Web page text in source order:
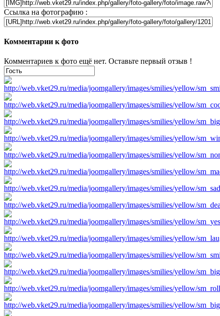
Ссылка на фотографию :
Комментарии к фото
Комментариев к фото ещё нет. Оставьте первый отзыв !